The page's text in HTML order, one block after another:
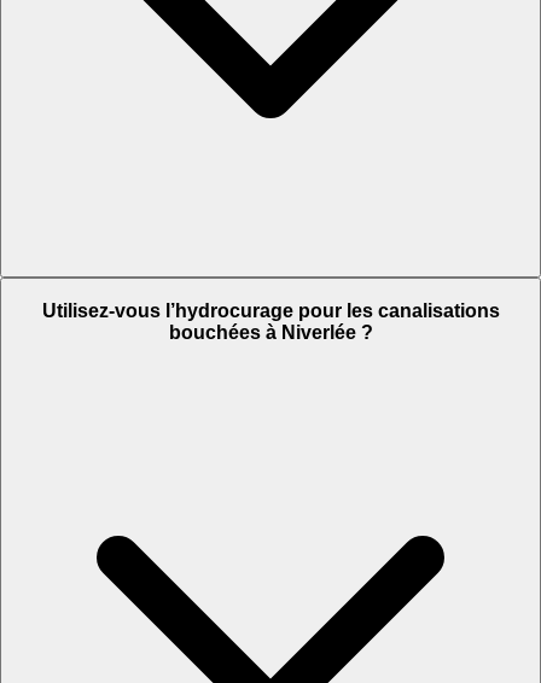
Utilisez-vous l’hydrocurage pour les canalisations
bouchées à Niverlée ?